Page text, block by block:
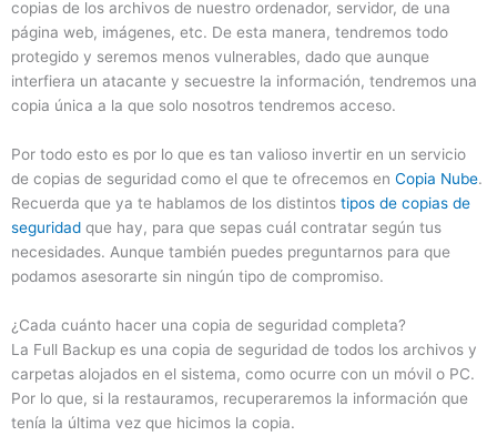
copias de los archivos de nuestro ordenador, servidor, de una
página web, imágenes, etc. De esta manera, tendremos todo
protegido y seremos menos vulnerables, dado que aunque
interfiera un atacante y secuestre la información, tendremos una
copia única a la que solo nosotros tendremos acceso.
Por todo esto es por lo que es tan valioso invertir en un servicio
de copias de seguridad como el que te ofrecemos en Copia Nube.
Recuerda que ya te hablamos de los distintos tipos de copias de
seguridad que hay, para que sepas cuál contratar según tus
necesidades. Aunque también puedes preguntarnos para que
podamos asesorarte sin ningún tipo de compromiso.
¿Cada cuánto hacer una copia de seguridad completa?
La Full Backup es una copia de seguridad de todos los archivos y
carpetas alojados en el sistema, como ocurre con un móvil o PC.
Por lo que, si la restauramos, recuperaremos la información que
tenía la última vez que hicimos la copia.